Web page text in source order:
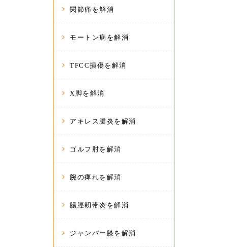
関節痛を解消
モートン病を解消
TFCC損傷を解消
X脚を解消
アキレス腱炎を解消
ゴルフ肘を解消
腕の痺れを解消
腸脛靭帯炎を解消
ジャンパー膝を解消